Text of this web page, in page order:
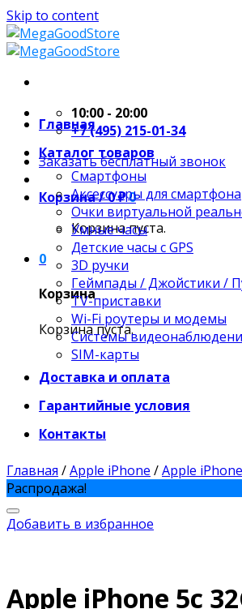
Skip to content
10:00 - 20:00
+7 (495) 215-01-34
Заказать бесплатный звонок
Корзина /0₽0
Корзина пуста.
0
Корзина
Корзина пуста.
Главная
Каталог товаров
Смартфоны
Аксессуары для смартфона
Очки виртуальной
Умные часы
Детские часы с GPS
3D ручки
Геймпады / Джойстики /
TV-приставки
Wi-Fi роутеры и модемы
Системы
SIM-карты
Доставка и оплата
Гарантийные условия
Контакты
Главная /Apple iPhone /Apple
Распродажа!
Добавить в избранное
Apple iPhone 5c